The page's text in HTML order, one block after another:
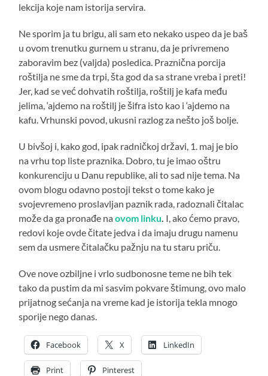
lekcija koje nam istorija servira.
Ne sporim ja tu brigu, ali sam eto nekako uspeo da je baš
u ovom trenutku gurnem u stranu, da je privremeno
zaboravim bez (valjda) posledica. Praznična porcija
roštilja ne sme da trpi, šta god da sa strane vreba i preti!
Jer, kad se već dohvatih roštilja, roštilj je kafa među
jelima, ‘ajdemo na roštilj je šifra isto kao i ‘ajdemo na
kafu. Vrhunski povod, ukusni razlog za nešto još bolje.
U bivšoj i, kako god, ipak radničkoj državi, 1. maj je bio
na vrhu top liste praznika. Dobro, tu je imao oštru
konkurenciju u Danu republike, ali to sad nije tema. Na
ovom blogu odavno postoji tekst o tome kako je
svojevremeno proslavljan paznik rada, radoznali čitalac
može da ga pronađe naovom linku I, ako ćemo pravo,
redovi koje ovde čitate jedva i da imaju drugu namenu
sem da usmere čitalačku pažnju na tu staru priču.
Ove nove ozbiljne i vrlo sudbonosne teme ne bih tek
tako da pustim da mi sasvim pokvare štimung, ovo malo
prijatnog sećanja na vreme kad je istorija tekla mnogo
sporije nego danas.
Facebook X LinkedIn
Print Pinterest